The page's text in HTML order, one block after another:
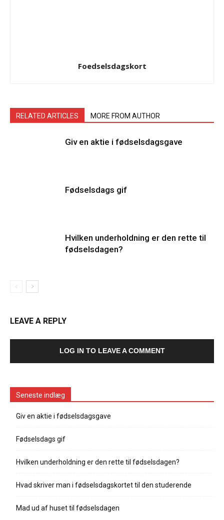
Foedselsdagskort
RELATED ARTICLES MORE FROM AUTHOR
Giv en aktie i fødselsdagsgave
Fødselsdags gif
Hvilken underholdning er den rette til
fødselsdagen?
LEAVE A REPLY
LOG IN TO LEAVE A COMMENT
Seneste indlæg
Giv en aktie i fødselsdagsgave
Fødselsdags gif
Hvilken underholdning er den rette til fødselsdagen?
Hvad skriver man i fødselsdagskortet til den studerende
Mad ud af huset til fødselsdagen